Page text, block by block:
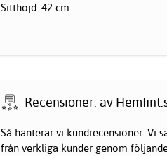
Sitthöjd: 42 cm
Recensioner: av
Så hanterar vi kundrecensioner: Vi
från verkliga kunder genom